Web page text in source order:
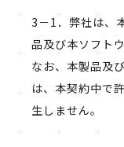
3－1．弊社は、
品及び本ソフト
なお、本製品及
は、本契約中で
生しません。